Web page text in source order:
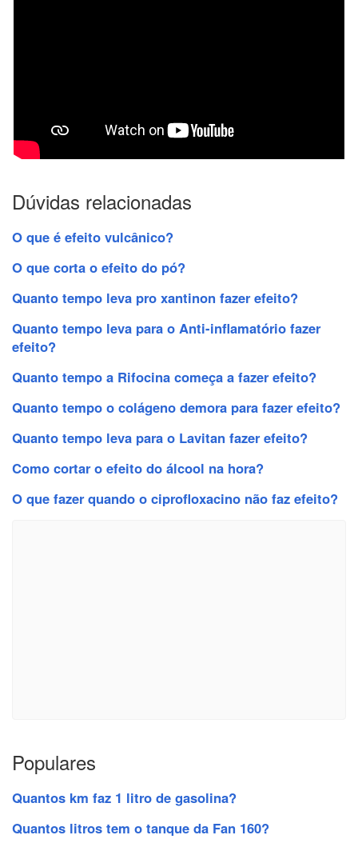
Dúvidas relacionadas
O que é efeito vulcânico?
O que corta o efeito do pó?
Quanto tempo leva pro xantinon fazer efeito?
Quanto tempo leva para o Anti-inflamatório fazer
efeito?
Quanto tempo a Rifocina começa a fazer efeito?
Quanto tempo o colágeno demora para fazer efeito?
Quanto tempo leva para o Lavitan fazer efeito?
Como cortar o efeito do álcool na hora?
O que fazer quando o ciprofloxacino não faz efeito?
Populares
Quantos km faz 1 litro de gasolina?
Quantos litros tem o tanque da Fan 160?